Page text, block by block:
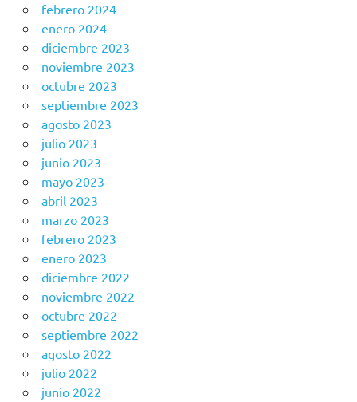
febrero 2024
enero 2024
diciembre 2023
noviembre 2023
octubre 2023
septiembre 2023
agosto 2023
julio 2023
junio 2023
mayo 2023
abril 2023
marzo 2023
febrero 2023
enero 2023
diciembre 2022
noviembre 2022
octubre 2022
septiembre 2022
agosto 2022
julio 2022
junio 2022